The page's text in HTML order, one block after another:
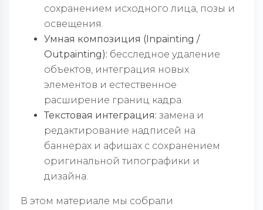
сохранением исходного лица, позы и
освещения.
Умная композиция (Inpainting /
Outpainting): бесследное удаление
объектов, интеграция новых
элементов и естественное
расширение границ кадра.
Текстовая интеграция: замена и
редактирование надписей на
баннерах и афишах с сохранением
оригинальной типографики и
дизайна.
В этом материале мы собрали